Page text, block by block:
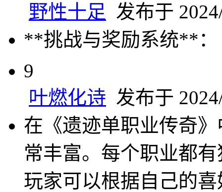
野性十足 发布于
**挑战与奖励系统**：
9
叶燃化诗 发布于
在《遗迹单职业传奇
常丰富。每个职业都
玩家可以根据自己的